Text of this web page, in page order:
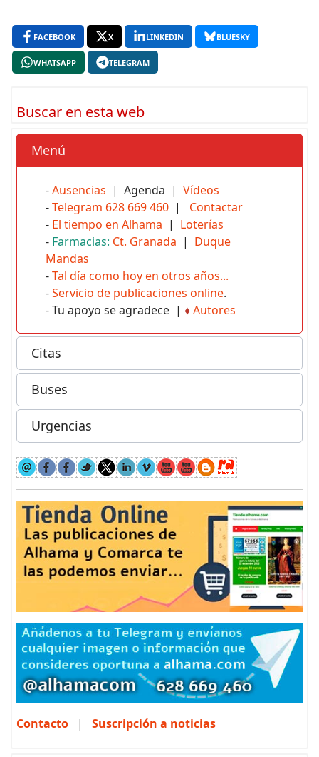
FACEBOOK X LINKEDIN BLUESKY
WHATSAPP TELEGRAM
Buscar en esta web
Menú
-Ausencias | Agenda | Vídeos
-Telegram 628 669 460 | Contactar
- El tiempo en Alhama | Loterías
- Farmacias: Ct. Granada | Duque
Mandas
-Tal día como hoy en otros años...
-Servicio de publicaciones online.
- Tu apoyo se agradece | ♦Autores
Citas
Buses
Urgencias
Contacto | Suscripción a noticias